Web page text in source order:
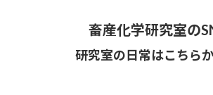
畜産化学研究室の
研究室の日常はこちらか